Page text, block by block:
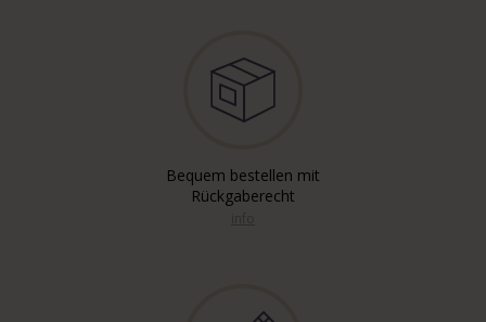
Bequem bestellen mit
Rückgaberecht